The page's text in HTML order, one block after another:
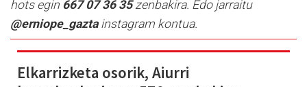
hots egin 667 07 36 35zenbakira. Edo jarraitu
@erniope_gaztainstagram kontua.
Elkarrizketa osorik, Aiurri